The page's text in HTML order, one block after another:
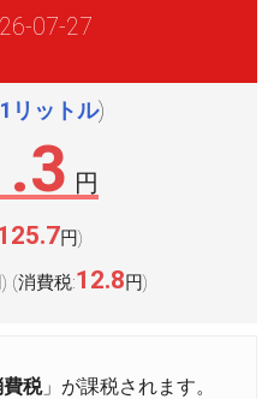
07-27
1リットル)
円
円)
) (消費税:12.8円)
税」が課税されます。